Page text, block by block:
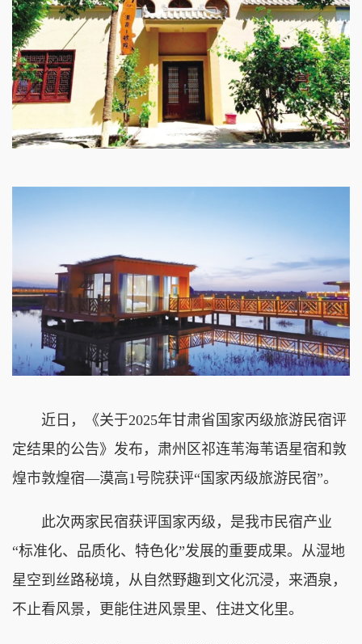
近日，《关于2025年甘肃省国家丙级旅游民宿评
定结果的公告》发布，肃州区祁连苇海苇语星宿和敦
煌市敦煌宿—漠高1号院获评“国家丙级旅游民宿”。
此次两家民宿获评国家丙级，是我市民宿产业
“标准化、品质化、特色化”发展的重要成果。从湿地
星空到丝路秘境，从自然野趣到文化沉浸，来酒泉，
不止看风景，更能住进风景里、住进文化里。